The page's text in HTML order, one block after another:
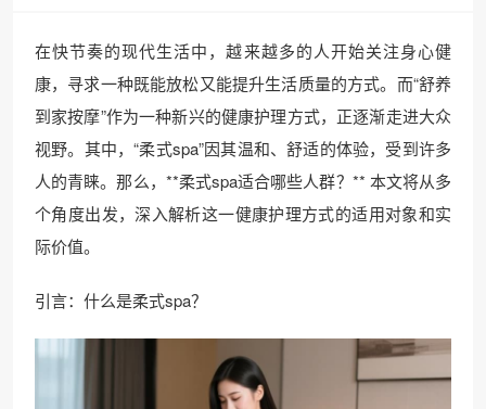
在快节奏的现代生活中，越来越多的人开始关注身心健
康，寻求一种既能放松又能提升生活质量的方式。而“舒养
到家按摩”作为一种新兴的健康护理方式，正逐渐走进大众
视野。其中，“柔式spa”因其温和、舒适的体验，受到许多
人的青睐。那么，**柔式spa适合哪些人群？** 本文将从多
个角度出发，深入解析这一健康护理方式的适用对象和实
际价值。
引言：什么是柔式spa？